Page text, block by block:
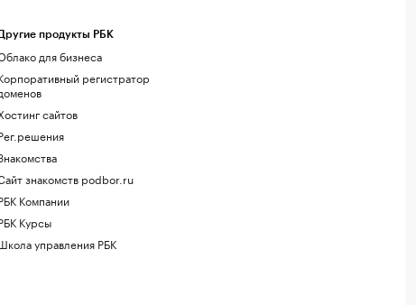
продукты РБК
для бизнеса
регистратор
сайтов
знакомств podbor.ru
Компании
Курсы
управления РБК